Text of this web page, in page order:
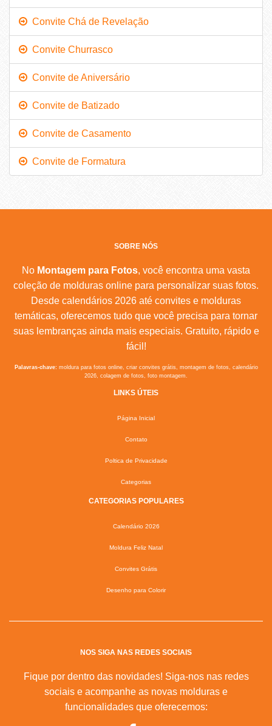
Convite Chá de Revelação
Convite Churrasco
Convite de Aniversário
Convite de Batizado
Convite de Casamento
Convite de Formatura
SOBRE NÓS
No Montagem para Fotos, você encontra uma vasta
coleção de molduras online para personalizar suas fotos.
Desde calendários 2026 até convites e molduras
temáticas, oferecemos tudo que você precisa para tornar
suas lembranças ainda mais especiais. Gratuito, rápido e
fácil!
Palavras-chave:moldura para fotos online, criar convites grátis, montagem de fotos, calendário
2026, colagem de fotos, foto montagem.
LINKS ÚTEIS
Página Inicial
Contato
Poltica de Privacidade
Categorias
CATEGORIAS POPULARES
Calendário 2026
Moldura Feliz Natal
Convites Grátis
Desenho para Colorir
NOS SIGA NAS REDES SOCIAIS
Fique por dentro das novidades! Siga-nos nas redes
sociais e acompanhe as novas molduras e
funcionalidades que oferecemos: